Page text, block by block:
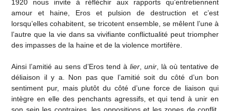
1920 nous invite à réfléchir aux rapports qu’entretiennent
amour et haine, Eros et pulsion de destruction et c’est
lorsqu’elles cohabitent, se tricotent ensemble, se mêlent l’une à
l’autre que la vie dans sa vivifiante conflictualité peut triompher
des impasses de la haine et de la violence mortifère.
Ainsi l’amitié au sens d’Eros tend à lier, unir, là où tentative de
déliaison il y a. Non pas que l’amitié soit du côté d’un bon
sentiment pur, mais plutôt du côté d’une force de liaison qui
intègre en elle des penchants agressifs, et qui tend à unir en